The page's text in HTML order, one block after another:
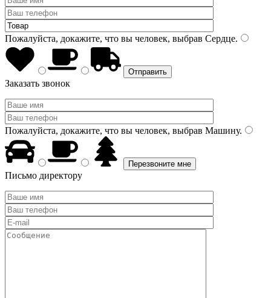
Пожалуйста, докажите, что вы человек, выбрав Сердце.
Заказать звонок
Пожалуйста, докажите, что вы человек, выбрав Машину.
Письмо директору